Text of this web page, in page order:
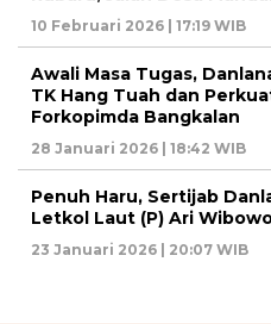
10 Februari 2026 | 17:19 WIB
Awali Masa Tugas,
TK Hang Tuah dan
Forkopimda Bangkalan
28 Januari 2026 | 18:42 WIB
Penuh Haru, Sertijab
Letkol Laut (P) Ari
23 Januari 2026 | 20:07 WIB